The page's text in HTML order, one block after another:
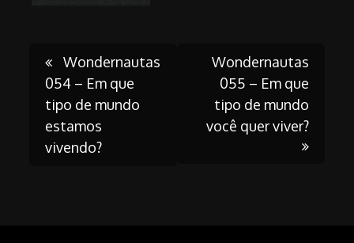
Post
navigation
Wondernautas
054 – Em que
tipo de mundo
estamos
vivendo?
Wondernautas
055 – Em que
tipo de mundo
você quer viver?